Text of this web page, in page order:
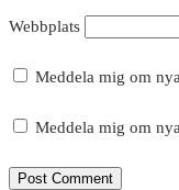
Webbplats
Meddela mig om
Meddela mig om